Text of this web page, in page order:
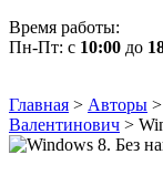
Время работы:
Пн-Пт: с 10:00 до
Главная > Авторы >
Валентинович >